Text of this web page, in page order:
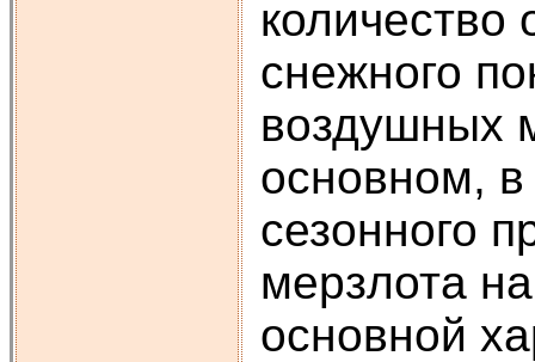
количество
снежного
воздушных
основном,
сезонного
мерзлота
основной